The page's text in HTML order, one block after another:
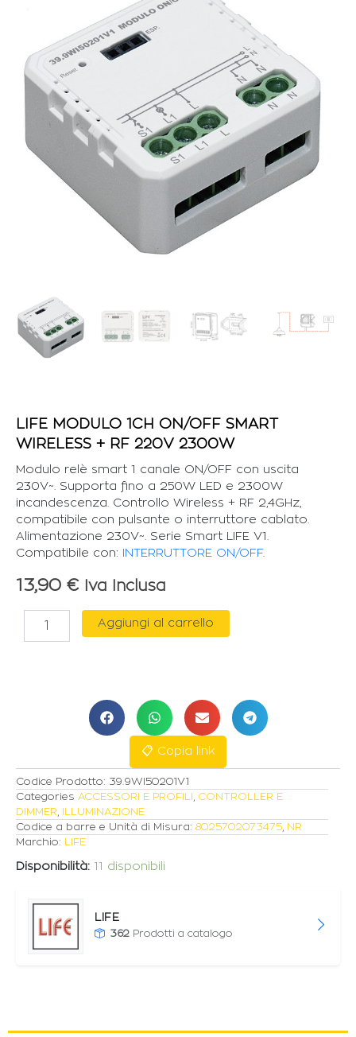
LIFE MODULO 1CH ON/OFF SMART
WIRELESS + RF 220V 2300W
Modulo relè smart 1 canale ON/OFF con uscita
230V~. Supporta fino a 250W LED e 2300W
incandescenza. Controllo Wireless + RF 2,4GHz,
compatibile con pulsante o interruttore cablato.
Alimentazione 230V~. Serie Smart LIFE V1.
Compatibile con: INTERRUTTORE ON/OFF
13,90 € Iva Inclusa
MODULO
quantità
Aggiungi al carrello
📋 Copia link
Codice Prodotto: 39.9WI50201V1
Categories ACCESSORI E PROFILI, CONTROLLER E
DIMMER, ILLUMINAZIONE
Codice a barre e Unità di Misura: 8025702073475, NR
Marchio: LIFE
Disponibilità: 11 disponibili
LIFE
362 Prodotti a catalogo